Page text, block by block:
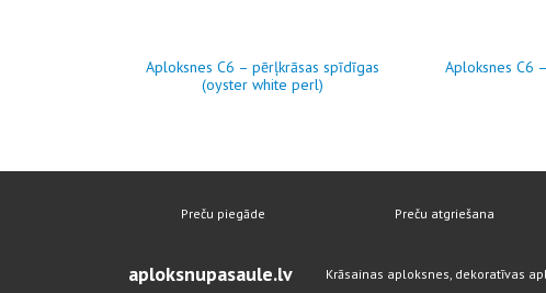
Aploksnes C6 – pērļkrāsas spīdīgas
(oyster white perl)
Aploksnes C6
Preču piegāde Preču atgriešana
aploksnupasaule.lv Krāsainas aploksnes, dekoratīvas